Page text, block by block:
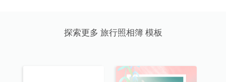
探索更多 旅行照相簿 模板